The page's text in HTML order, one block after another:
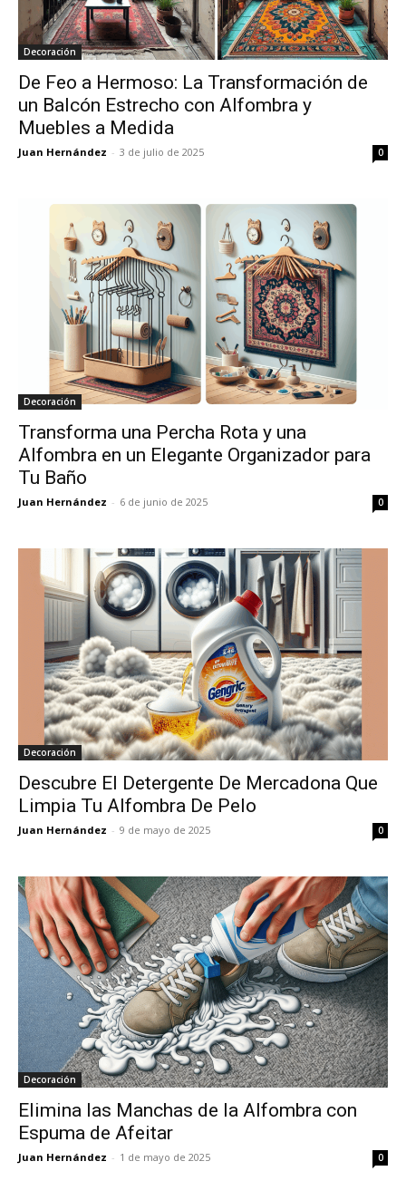
Decoración
De Feo a Hermoso: La Transformación de
un Balcón Estrecho con Alfombra y
Muebles a Medida
Juan Hernández - 3 de julio de 2025 0
Decoración
Transforma una Percha Rota y una
Alfombra en un Elegante Organizador para
Tu Baño
Juan Hernández - 6 de junio de 2025 0
Decoración
Descubre El Detergente De Mercadona Que
Limpia Tu Alfombra De Pelo
Juan Hernández - 9 de mayo de 2025 0
Decoración
Elimina las Manchas de la Alfombra con
Espuma de Afeitar
Juan Hernández - 1 de mayo de 2025 0